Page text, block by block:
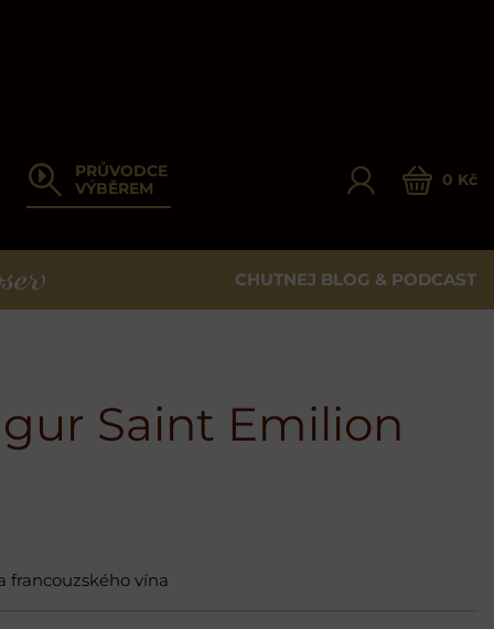
PRŮVODCE
VÝBĚREM
0 Kč
CHUTNEJ BLOG & PODCAST
Saint Emilion
francouzského vína